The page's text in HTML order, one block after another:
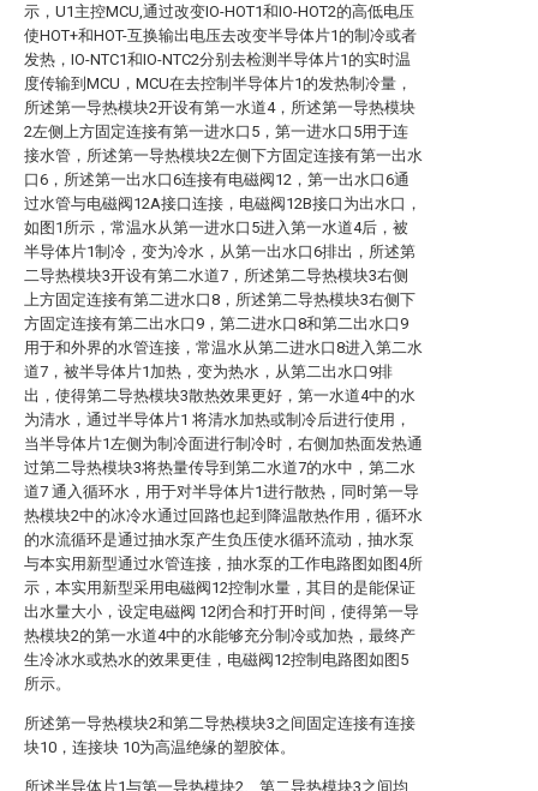
示，U1主控MCU,通过改变IO-HOT1和IO-HOT2的高低电压
使HOT+和HOT-互换输出电压去改变半导体片1的制冷或者
发热，IO-NTC1和IO-NTC2分别去检测半导体片1的实时温
度传输到MCU，MCU在去控制半导体片1的发热制冷量，
所述第一导热模块2开设有第一水道4，所述第一导热模块
2左侧上方固定连接有第一进水口5，第一进水口5用于连
接水管，所述第一导热模块2左侧下方固定连接有第一出水
口6，所述第一出水口6连接有电磁阀12，第一出水口6通
过水管与电磁阀12A接口连接，电磁阀12B接口为出水口，
如图1所示，常温水从第一进水口5进入第一水道4后，被
半导体片1制冷，变为冷水，从第一出水口6排出，所述第
二导热模块3开设有第二水道7，所述第二导热模块3右侧
上方固定连接有第二进水口8，所述第二导热模块3右侧下
方固定连接有第二出水口9，第二进水口8和第二出水口9
用于和外界的水管连接，常温水从第二进水口8进入第二水
道7，被半导体片1加热，变为热水，从第二出水口9排
出，使得第二导热模块3散热效果更好，第一水道4中的水
为清水，通过半导体片1 将清水加热或制冷后进行使用，
当半导体片1左侧为制冷面进行制冷时，右侧加热面发热通
过第二导热模块3将热量传导到第二水道7的水中，第二水
道7 通入循环水，用于对半导体片1进行散热，同时第一导
热模块2中的冰冷水通过回路也起到降温散热作用，循环水
的水流循环是通过抽水泵产生负压使水循环流动，抽水泵
与本实用新型通过水管连接，抽水泵的工作电路图如图4所
示，本实用新型采用电磁阀12控制水量，其目的是能保证
出水量大小，设定电磁阀 12闭合和打开时间，使得第一导
热模块2的第一水道4中的水能够充分制冷或加热，最终产
生冷冰水或热水的效果更佳，电磁阀12控制电路图如图5
所示。
所述第一导热模块2和第二导热模块3之间固定连接有连接
块10，连接块 10为高温绝缘的塑胶体。
所述半导体片1与第一导热模块2、第二导热模块3之间均